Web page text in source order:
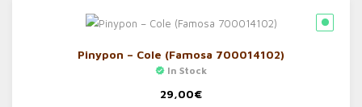
Pinypon – Cole (Famosa 700014102)
In Stock
29,00€